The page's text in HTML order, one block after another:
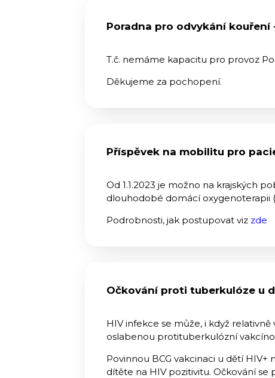
Poradna pro odvykání kouření
T.č. nemáme kapacitu pro provoz
Děkujeme za pochopení.
Příspěvek na mobilitu pro
Od 1.1.2023 je možno na krajských
dlouhodobé domácí oxygenoterapii
Podrobnosti, jak postupovat viz zde
Očkování proti tuberkulóze u
HIV infekce se může, i když
oslabenou protituberkulózní
Povinnou BCG vakcinaci u dětí
dítěte na HIV pozitivitu. Očkování